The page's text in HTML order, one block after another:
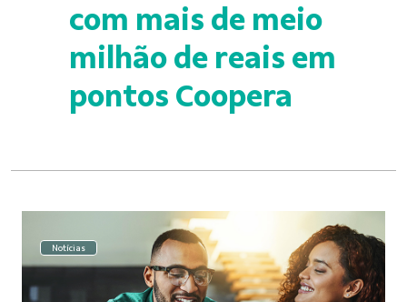
com mais de meio
milhão de reais em
pontos Coopera
Notícias